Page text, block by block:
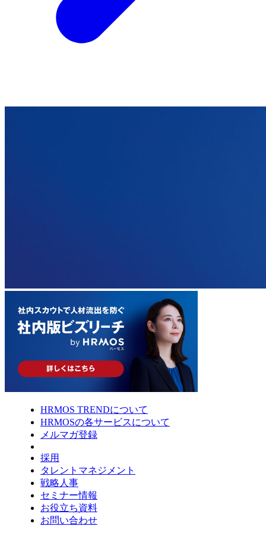
HRMOS TRENDについて
HRMOSの各サービスについて
メルマガ登録
採用
タレントマネジメント
戦略人事
セミナー情報
お役立ち資料
お問い合わせ